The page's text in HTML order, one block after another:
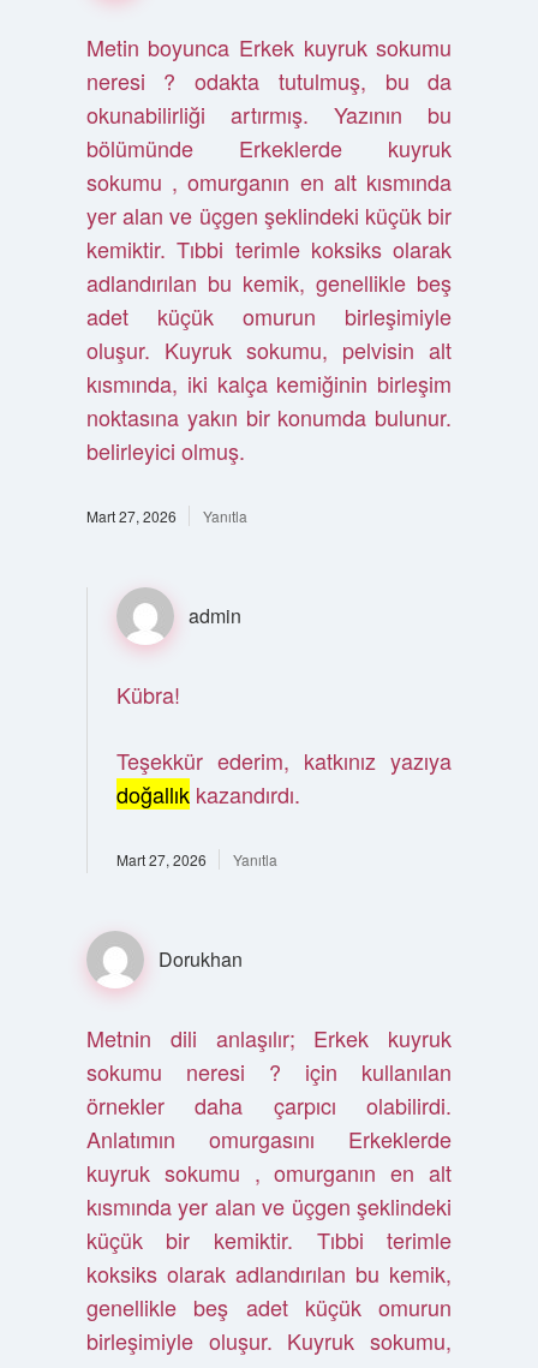
Metin boyunca Erkek kuyruk sokumu
neresi ? odakta tutulmuş, bu da
okunabilirliği artırmış. Yazının bu
bölümünde Erkeklerde kuyruk
sokumu , omurganın en alt kısmında
yer alan ve üçgen şeklindeki küçük bir
kemiktir. Tıbbi terimle koksiks olarak
adlandırılan bu kemik, genellikle beş
adet küçük omurun birleşimiyle
oluşur. Kuyruk sokumu, pelvisin alt
kısmında, iki kalça kemiğinin birleşim
noktasına yakın bir konumda bulunur.
belirleyici olmuş.
Mart 27, 2026 Yanıtla
admin
Kübra!
Teşekkür ederim, katkınız yazıya
doğallıkkazandırdı.
Mart 27, 2026 Yanıtla
Dorukhan
Metnin dili anlaşılır; Erkek kuyruk
sokumu neresi ? için kullanılan
örnekler daha çarpıcı olabilirdi.
Anlatımın omurgasını Erkeklerde
kuyruk sokumu , omurganın en alt
kısmında yer alan ve üçgen şeklindeki
küçük bir kemiktir. Tıbbi terimle
koksiks olarak adlandırılan bu kemik,
genellikle beş adet küçük omurun
birleşimiyle oluşur. Kuyruk sokumu,